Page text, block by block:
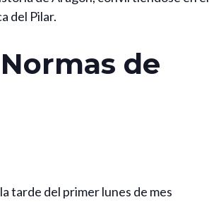
del Pilar.
de
tarde del primer lunes de mes